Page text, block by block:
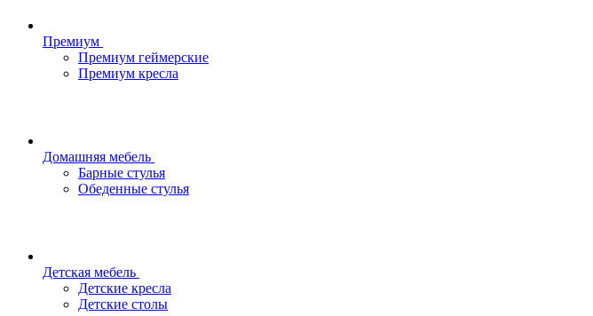
Премиум
Премиум геймерские
Премиум кресла
Домашняя мебель
Барные стулья
Обеденные стулья
Детская мебель
Детские кресла
Детские столы